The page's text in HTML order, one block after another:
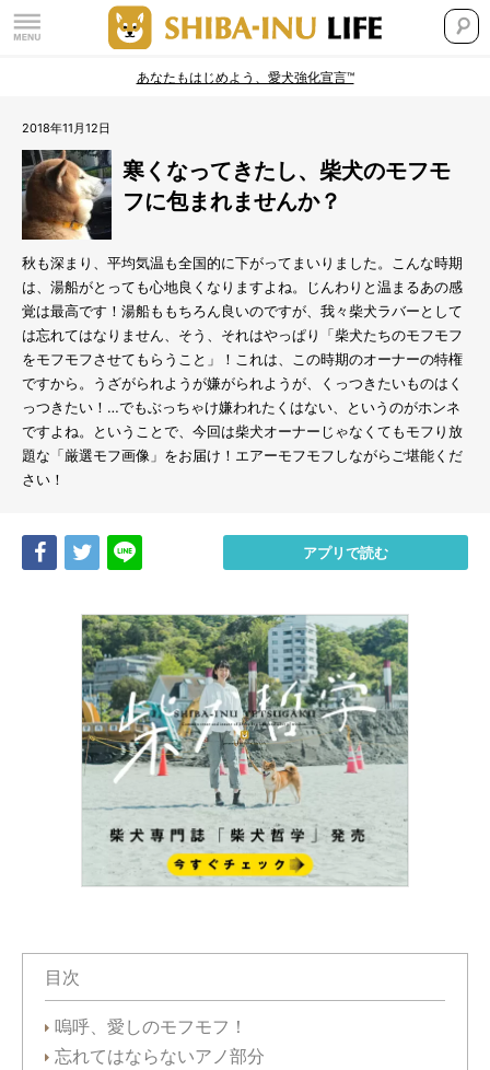
あなたもはじめよう、愛犬強化宣言™
2018年11月12日
寒くなってきたし、柴犬のモフモ
フに包まれませんか？
秋も深まり、平均気温も全国的に下がってまいりました。こんな時期
は、湯船がとっても心地良くなりますよね。じんわりと温まるあの感
覚は最高です！湯船ももちろん良いのですが、我々柴犬ラバーとして
は忘れてはなりません、そう、それはやっぱり「柴犬たちのモフモフ
をモフモフさせてもらうこと」！これは、この時期のオーナーの特権
ですから。うざがられようが嫌がられようが、くっつきたいものはく
っつきたい！…でもぶっちゃけ嫌われたくはない、というのがホンネ
ですよね。ということで、今回は柴犬オーナーじゃなくてもモフり放
題な「厳選モフ画像」をお届け！エアーモフモフしながらご堪能くだ
さい！
Share Tweet アプリで読む
目次
嗚呼、愛しのモフモフ！
忘れてはならないアノ部分